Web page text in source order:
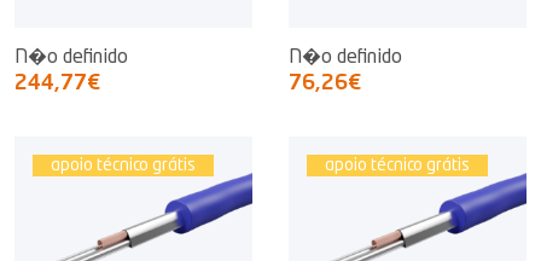
N�o definido
244,77€
N�o definido
76,26€
apoio técnico grátis apoio técnico grátis